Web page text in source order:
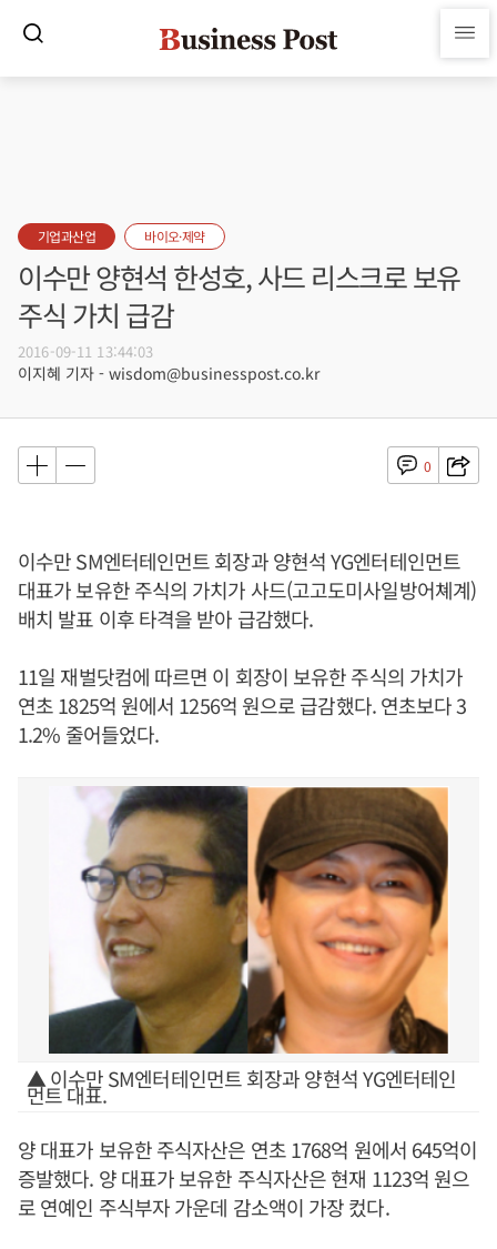
기업과산업 바이오·제약
이수만 양현석 한성호, 사드 리스크로 보유
주식 가치 급감
2016-09-11 13:44:03
이지혜 기자 - wisdom@businesspost.co.kr
0
이수만 SM엔터테인먼트 회장과 양현석 YG엔터테인먼트
대표가 보유한 주식의 가치가 사드(고고도미사일방어쳬계)
배치 발표 이후 타격을 받아 급감했다.
11일 재벌닷컴에 따르면 이 회장이 보유한 주식의 가치가
연초 1825억 원에서 1256억 원으로 급감했다. 연초보다 3
1.2% 줄어들었다.
▲ 이수만 SM엔터테인먼트 회장과 양현석 YG엔터테인
먼트 대표.
양 대표가 보유한 주식자산은 연초 1768억 원에서 645억이
증발했다. 양 대표가 보유한 주식자산은 현재 1123억 원으
로 연예인 주식부자 가운데 감소액이 가장 컸다.